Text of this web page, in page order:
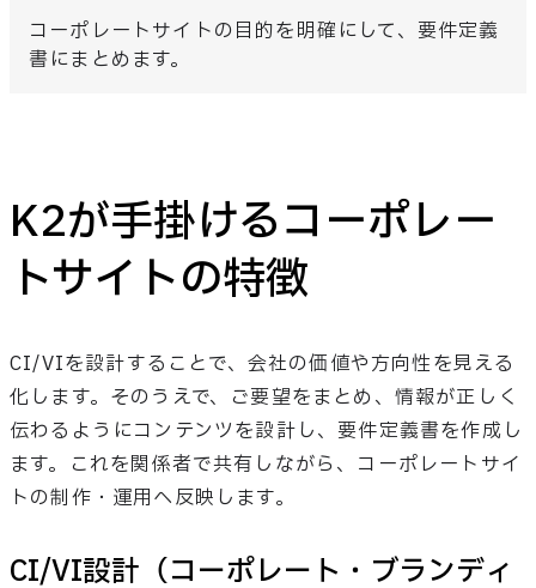
コーポレートサイトの目的を明確にして、要件定義
書にまとめます。
K2が手掛けるコーポレー
トサイトの特徴
CI/VIを設計することで、会社の価値や方向性を見える
化します。そのうえで、ご要望をまとめ、情報が正しく
伝わるようにコンテンツを設計し、要件定義書を作成し
ます。これを関係者で共有しながら、コーポレートサイ
トの制作・運用へ反映します。
CI/VI設計（コーポレート・ブランディ